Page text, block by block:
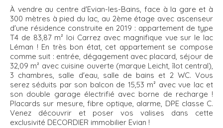
À vendre au centre d'Evian-les-Bains, face à la gare et à
300 mètres à pied du lac, au 2ème étage avec ascenseur
d'une résidence construite en 2019 : appartement de type
T4 de 83,87 m² loi Carrez avec magnifique vue sur le lac
Léman ! En très bon état, cet appartement se compose
comme suit : entrée, dégagement avec placard, séjour de
32,09 m² avec cuisine ouverte (marque Leicht, îlot central),
3 chambres, salle d'eau, salle de bains et 2 WC. Vous
serez séduits par son balcon de 15,53 m² avec vue lac et
son double garage électrifié avec borne de recharge !
Placards sur mesure, fibre optique, alarme, DPE classe C.
Venez découvrir et poser vos valises dans cette
exclusivité DECORDIER immobilier Evian !